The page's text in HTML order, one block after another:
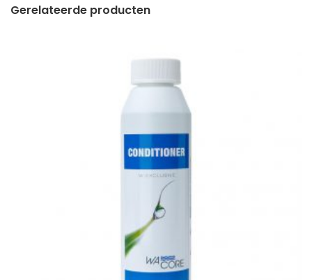
Gerelateerde producten